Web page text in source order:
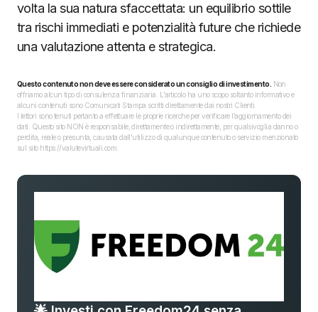
volta la sua natura sfaccettata: un equilibrio sottile
tra rischi immediati e potenzialità future che richiede
una valutazione attenta e strategica.
Questo contenuto non deve essere considerato un consiglio di investimento. Non
offriamo alcun tipo di consulenza finanziaria. L’articolo ha uno scopo soltanto informativo e
alcuni contenuti sono Comunicati Stampa scritti direttamente dai nostri Clienti.
I lettori sono tenuti pertanto a effettuare le proprie ricerche per verificare l’aggiornamento dei
dati. Questo sito NON è responsabile, direttamente o indirettamente, per qualsivoglia danno o
perdita, reale o presunta, causata dall'utilizzo di qualunque contenuto o servizio menzionato
sul sito https://valutevirtuali.com.